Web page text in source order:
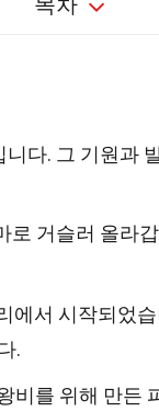
다. 그 기원과
로 거슬러 올라
에서 시작되었
.
비를 위해 만든